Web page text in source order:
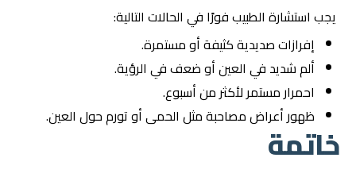
يجب استشارة الطبيب فورًا في الحالات التالية:
إفرازات صديدية كثيفة أو مستمرة.
ألم شديد في العين أو ضعف في الرؤية.
احمرار مستمر لأكثر من أسبوع.
ظهور أعراض مصاحبة مثل الحمى أو تورم حول العين.
خاتمة